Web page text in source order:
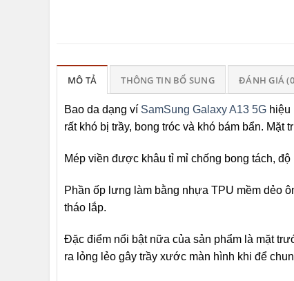
MÔ TẢ THÔNG TIN BỔ SUNG ĐÁNH GIÁ
Bao da dạng ví SamSung Galaxy A13 5G hiệu
rất khó bị trầy, bong tróc và khó bám bẩn.
Mép viền được khâu tỉ mỉ chống bong tách, độ
Phần ốp lưng làm bằng nhựa TPU mềm dẻo
tháo lắp.
Đặc điểm nổi bật nữa của sản phẩm là mặt
ra lỏng lẻo gây trầy xước màn hình khi để